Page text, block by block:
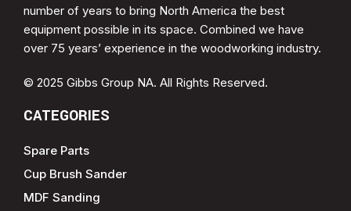
number of years to bring North America the best
equipment possible in its space. Combined we have
over 75 years’ experience in the woodworking industry.
© 2025 Gibbs Group NA. All Rights Reserved.
CATEGORIES
Spare Parts
Cup Brush Sander
MDF Sanding